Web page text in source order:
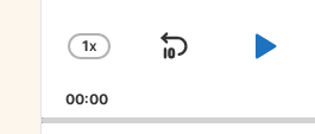
CHANGE
RATE
1X
SKIP
00:00